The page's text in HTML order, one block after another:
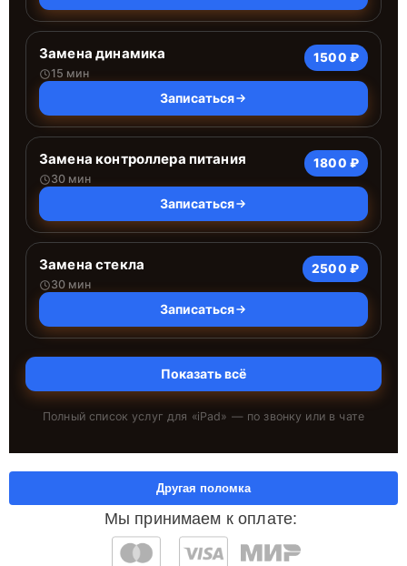
Замена динамика
15 мин
1500 ₽
Записаться
Замена контроллера питания
30 мин
1800 ₽
Записаться
Замена стекла
30 мин
2500 ₽
Записаться
Показать всё
Полный список услуг для «iPad» — по звонку или в чате
Мы принимаем к оплате:
Другая поломка